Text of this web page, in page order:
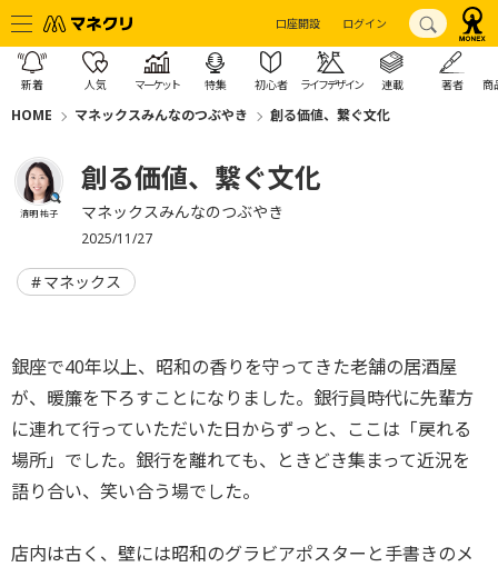
口座開設 ログイン
新着 人気 マーケット 特集 初心者 ライフデザイン 連載 著者 商
HOME マネックスみんなのつぶやき 創る価値、繋ぐ文化
清明 祐子
創る価値、繋ぐ文化
マネックスみんなのつぶやき
2025/11/27
マネックス
銀座で40年以上、昭和の香りを守ってきた老舗の居酒屋
が、暖簾を下ろすことになりました。銀行員時代に先輩方
に連れて行っていただいた日からずっと、ここは「戻れる
場所」でした。銀行を離れても、ときどき集まって近況を
語り合い、笑い合う場でした。
店内は古く、壁には昭和のグラビアポスターと手書きのメ